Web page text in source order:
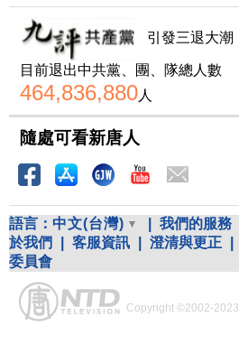
引發三退大潮
目前退出中共黨、團、隊總人數
464,836,880人
隨處可看新唐人
語言： 中文(台灣) 我們的服務
於我們
客服資訊 澄清與更正
委員會
Copyright ©2002-2023